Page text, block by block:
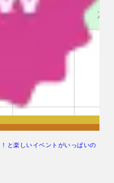
と楽しいイベントがいっぱいの